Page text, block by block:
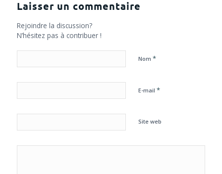
Laisser un commentaire
Rejoindre la discussion?
N’hésitez pas à contribuer !
Nom *
E-mail *
Site web